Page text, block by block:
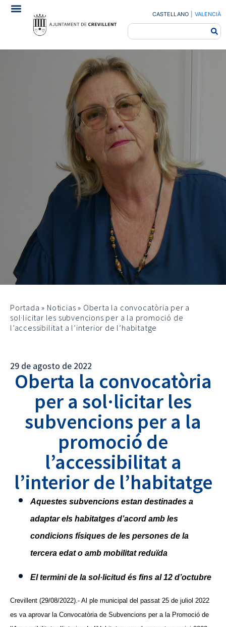
CASTELLANO VALENCIÀ
Portada » Noticias » Oberta la convocatòria per a
sol·licitar les subvencions per a la promoció de
l’accessibilitat a l’interior de l’habitatge
29 de agosto de 2022
Oberta la convocatòria
per a sol·licitar les
subvencions per a la
promoció de
l’accessibilitat a
l’interior de l’habitatge
Aquestes subvencions estan destinades a
adaptar els habitatges d’acord amb les
condicions físiques de les persones de la
tercera edat o amb mobilitat reduïda
El termini de la sol·licitud és fins al 12 d’octubre
Crevillent (29/08/2022).- Al ple municipal del passat 25 de juliol 2022
es va aprovar la Convocatòria de Subvencions per a la Promoció de